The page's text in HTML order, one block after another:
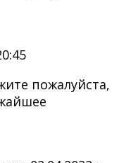
пожалуйста,